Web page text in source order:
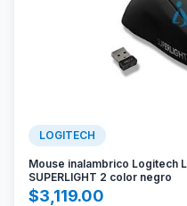
LOGITECH
Mouse inalambrico Logitech
SUPERLIGHT 2 color negro
$3,119.00